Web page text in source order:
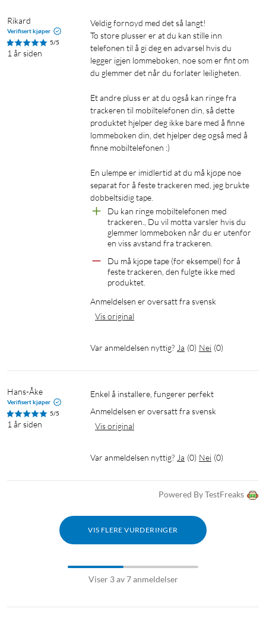
Batteritid: opptil 1 år (kan ikke skiftes ut)
IP-klasse: IPX5
Kompatibilitet: iOS 12.4 og nyere og Android 7 og nyere
Kompatibel med Google Home, Amazon Alexa og Siri
Rikard
Verifisert kjøper
5/5
1 år siden
Veldig fornøyd med det så langt!
To store plusser er at du kan stille inn
telefonen til å gi deg en advarsel hvis du
legger igjen lommeboken, noe som er fint om
du glemmer det når du forlater leiligheten.
Et andre pluss er at du også kan ringe fra
trackeren til mobiltelefonen din, så dette
produktet hjelper deg ikke bare med å finne
lommeboken din, det hjelper deg også med å
finne mobiltelefonen :)
En ulempe er imidlertid at du må kjøpe noe
separat for å feste trackeren med, jeg brukte
dobbeltsidig tape.
Du kan ringe mobiltelefonen med
trackeren., Du vil motta varsler hvis du
glemmer lommeboken når du er utenfor
en viss avstand fra trackeren.
Du må kjøpe tape (for eksempel) for å
feste trackeren, den fulgte ikke med
produktet.
Anmeldelsen er oversatt fra svensk
Vis original
Var anmeldelsen nyttig? Ja (0) Nei (0)
Hans-Åke
Verifisert kjøper
5/5
1 år siden
Enkel å installere, fungerer perfekt
Anmeldelsen er oversatt fra svensk
Vis original
Var anmeldelsen nyttig? Ja (0) Nei (0)
Powered By TestFreaks
VIS FLERE VURDERINGER
Viser 3 av 7 anmeldelser